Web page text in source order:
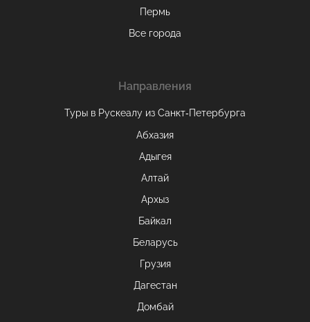
Пермь
Все города
Направления
Туры в Рускеалу из Санкт‑Петербурга
Абхазия
Адыгея
Алтай
Архыз
Байкал
Беларусь
Грузия
Дагестан
Домбай